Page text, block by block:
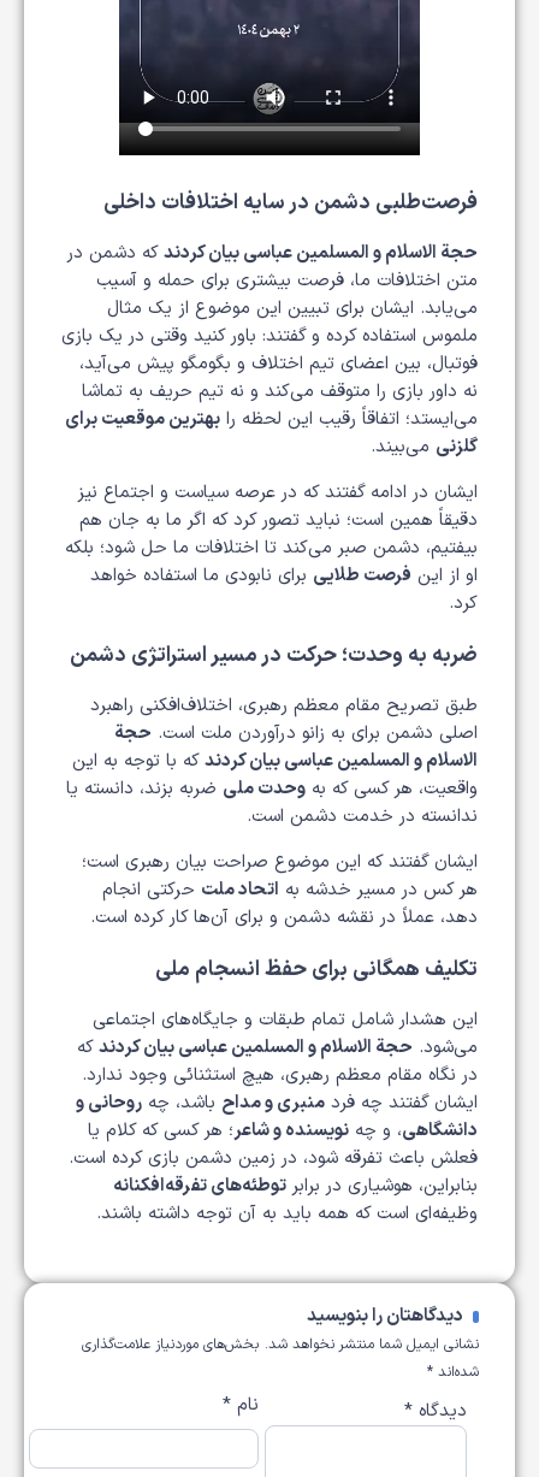
فرصت‌طلبی دشمن در سایه اختلافات داخلی
حجة الاسلام و المسلمین عباسی بیان کردندکه دشمن در
متن اختلافات ما، فرصت بیشتری برای حمله و آسیب
می‌یابد. ایشان برای تبیین این موضوع از یک مثال
ملموس استفاده کرده و گفتند: باور کنید وقتی در یک بازی
فوتبال، بین اعضای تیم اختلاف و بگومگو پیش می‌آید،
نه داور بازی را متوقف می‌کند و نه تیم حریف به تماشا
می‌ایستد؛ اتفاقاً رقیب این لحظه را بهترین موقعیت برای
گلزنی می‌بیند.
ایشان در ادامه گفتند که در عرصه سیاست و اجتماع نیز
دقیقاً همین است؛ نباید تصور کرد که اگر ما به جان هم
بیفتیم، دشمن صبر می‌کند تا اختلافات ما حل شود؛ بلکه
او از این فرصت طلایی برای نابودی ما استفاده خواهد
کرد.
ضربه به وحدت؛ حرکت در مسیر استراتژی دشمن
طبق تصریح مقام معظم رهبری، اختلاف‌افکنی راهبرد
اصلی دشمن برای به زانو درآوردن ملت است. حجة
الاسلام و المسلمین عباسی بیان کردندکه با توجه به این
واقعیت، هر کسی که به وحدت ملی ضربه بزند، دانسته یا
ندانسته در خدمت دشمن است.
ایشان گفتند که این موضوع صراحت بیان رهبری است؛
هر کس در مسیر خدشه به اتحاد ملت حرکتی انجام
دهد، عملاً در نقشه دشمن و برای آن‌ها کار کرده است.
تکلیف همگانی برای حفظ انسجام ملی
این هشدار شامل تمام طبقات و جایگاه‌های اجتماعی
می‌شود. حجة الاسلام و المسلمین عباسی بیان کردندکه
در نگاه مقام معظم رهبری، هیچ استثنائی وجود ندارد.
ایشان گفتند چه فرد منبری و مداح باشد، چه روحانی و
دانشگاهی، و چه نویسنده و شاعر؛ هر کسی که کلام یا
فعلش باعث تفرقه شود، در زمین دشمن بازی کرده است.
بنابراین، هوشیاری در برابر توطئه‌های تفرقه‌افکنانه
وظیفه‌ای است که همه باید به آن توجه داشته باشند.
دیدگاهتان را بنویسید
نشانی ایمیل شما منتشر نخواهد شد. بخش‌های موردنیاز علامت‌گذاری
شده‌اند *
دیدگاه * نام*